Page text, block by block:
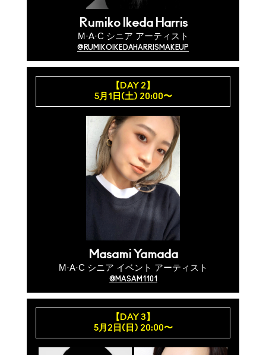
Rumiko Ikeda Harris
M·A·C シニア アーティスト
@RUMIKOIKEDAHARRISMAKEUP
【DAY 2】
5月1日(土) 20:00〜
Masami Yamada
M·A·C シニア イベント アーティスト
@MASAM1101
【DAY 3】
5月2日(日) 20:00〜